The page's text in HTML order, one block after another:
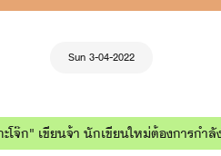
Sun 3-04-2022
โจ๊ก" เขียนจ้า นักเขียนใหม่ต้องการก